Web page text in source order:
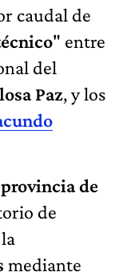
caudal de
" entre
del
Paz, y los
provincia de
de
mediante